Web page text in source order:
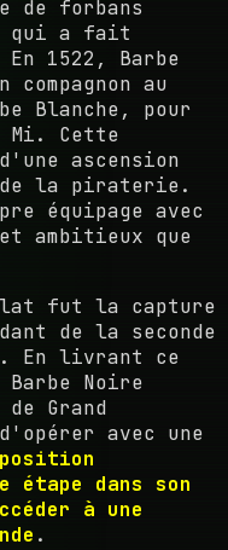
de forbans
qui a fait
1522, Barbe
au
Blanche, pour
Mi. Cette
ascension
de la piraterie.
équipage avec
ambitieux que
fut la capture
de la seconde
En livrant ce
Noire
Grand
avec une
dans son
à une
.